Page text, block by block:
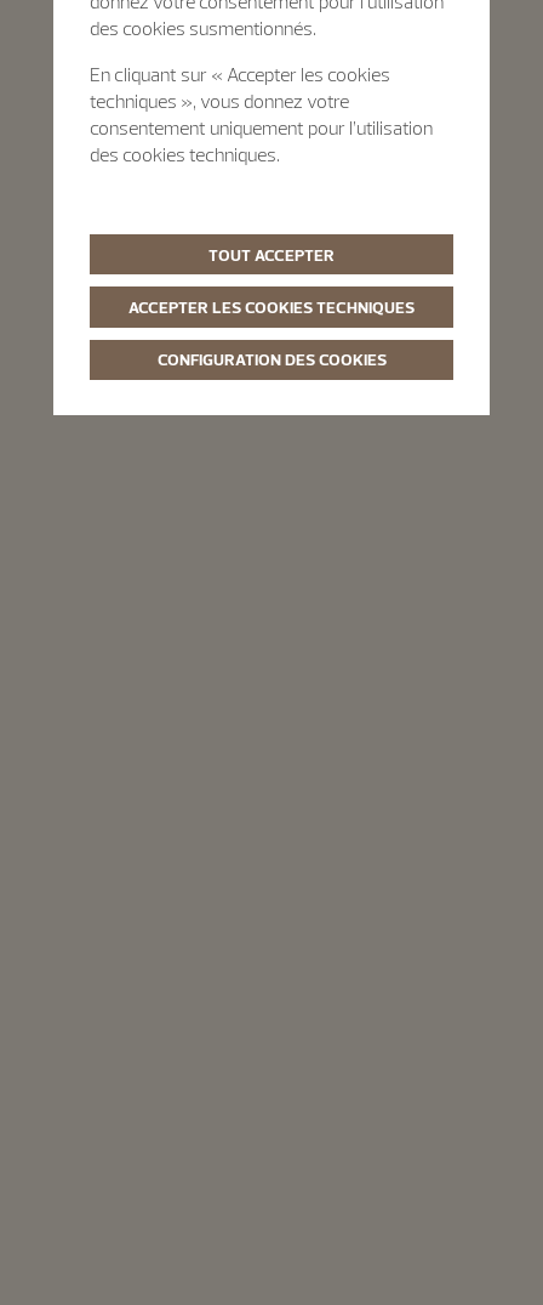
des cookies susmentionnés.
En cliquant sur « Accepter les cookies
techniques », vous donnez votre
consentement uniquement pour l’utilisation
des cookies techniques.
TOUT ACCEPTER
ACCEPTER LES COOKIES TECHNIQUES
CONFIGURATION DES COOKIES